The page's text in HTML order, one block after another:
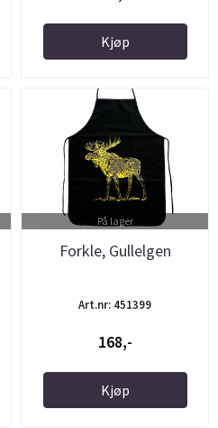
Kjøp
På lager
Forkle, Gullelgen
Art.nr: 451399
168,-
Kjøp